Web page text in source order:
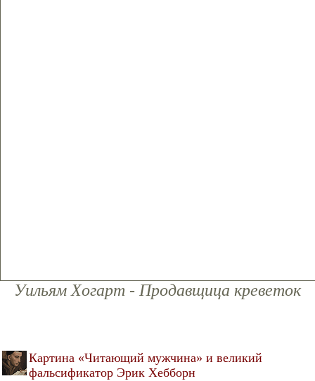
Уильям Хогарт - Продавщица креветок
Картина «Читающий мужчина» и великий
фальсификатор Эрик Хебборн